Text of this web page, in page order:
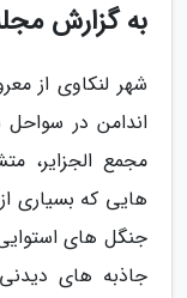
به گزارش
شهر لنکاوی از
اندامن در
مجمع الجزایر،
هایی که بسیاری
جنگل های
جاذبه های